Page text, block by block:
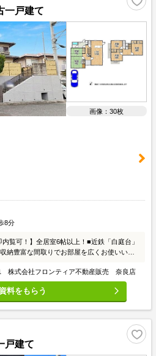
一戸建て
画像：30枚
8分
内覧可！】全居室6帖以上！■近鉄「白庭台」
納豊富な間取りでお部屋を広くお使いいた
株式会社フロンティア不動産販売 奈良店
資料をもらう
戸建て